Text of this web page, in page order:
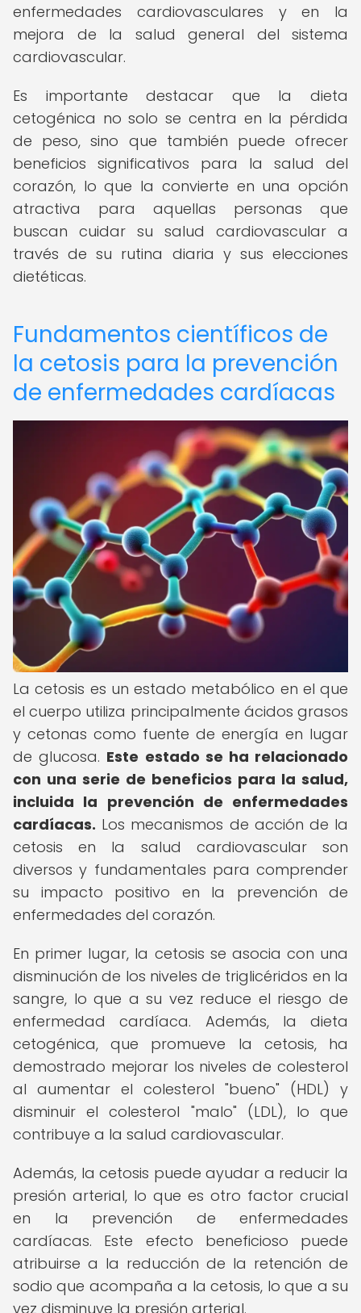
enfermedades cardiovasculares y en la
mejora de la salud general del sistema
cardiovascular.
Es importante destacar que la dieta
cetogénica no solo se centra en la pérdida
de peso, sino que también puede ofrecer
beneficios significativos para la salud del
corazón, lo que la convierte en una opción
atractiva para aquellas personas que
buscan cuidar su salud cardiovascular a
través de su rutina diaria y sus elecciones
dietéticas.
Fundamentos científicos de
la cetosis para la prevención
de enfermedades cardíacas
La cetosis es un estado metabólico en el que
el cuerpo utiliza principalmente ácidos grasos
y cetonas como fuente de energía en lugar
de glucosa. Este estado se ha relacionado
con una serie de beneficios para la salud,
incluida la prevención de enfermedades
cardíacas. Los mecanismos de acción de la
cetosis en la salud cardiovascular son
diversos y fundamentales para comprender
su impacto positivo en la prevención de
enfermedades del corazón.
En primer lugar, la cetosis se asocia con una
disminución de los niveles de triglicéridos en la
sangre, lo que a su vez reduce el riesgo de
enfermedad cardíaca. Además, la dieta
cetogénica, que promueve la cetosis, ha
demostrado mejorar los niveles de colesterol
al aumentar el colesterol "bueno" (HDL) y
disminuir el colesterol "malo" (LDL), lo que
contribuye a la salud cardiovascular.
Además, la cetosis puede ayudar a reducir la
presión arterial, lo que es otro factor crucial
en la prevención de enfermedades
cardíacas. Este efecto beneficioso puede
atribuirse a la reducción de la retención de
sodio que acompaña a la cetosis, lo que a su
vez disminuye la presión arterial.